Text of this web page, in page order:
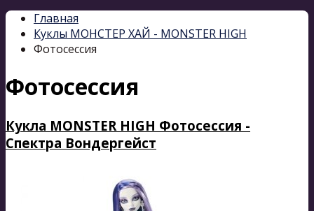
Главная
Куклы МОНСТЕР ХАЙ - MONSTER HIGH
Фотосессия
Фотосессия
Кукла MONSTER HIGH Фотосессия -
Спектра Вондергейст